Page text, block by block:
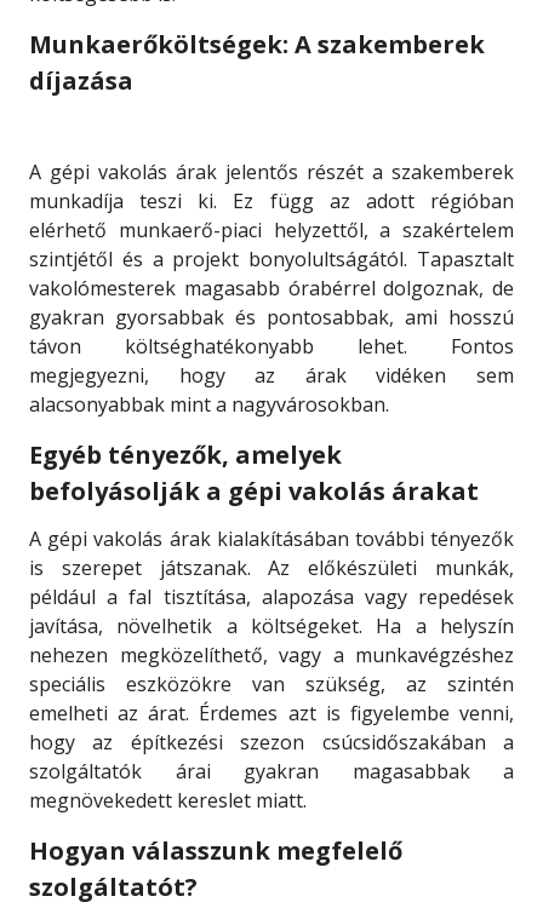
Munkaerőköltségek: A szakemberek
díjazása
A gépi vakolás árak jelentős részét a szakemberek
munkadíja teszi ki. Ez függ az adott régióban
elérhető munkaerő-piaci helyzettől, a szakértelem
szintjétől és a projekt bonyolultságától. Tapasztalt
vakolómesterek magasabb órabérrel dolgoznak, de
gyakran gyorsabbak és pontosabbak, ami hosszú
távon költséghatékonyabb lehet. Fontos
megjegyezni, hogy az árak vidéken sem
alacsonyabbak mint a nagyvárosokban.
Egyéb tényezők, amelyek
befolyásolják a gépi vakolás árakat
A gépi vakolás árak kialakításában további tényezők
is szerepet játszanak. Az előkészületi munkák,
például a fal tisztítása, alapozása vagy repedések
javítása, növelhetik a költségeket. Ha a helyszín
nehezen megközelíthető, vagy a munkavégzéshez
speciális eszközökre van szükség, az szintén
emelheti az árat. Érdemes azt is figyelembe venni,
hogy az építkezési szezon csúcsidőszakában a
szolgáltatók árai gyakran magasabbak a
megnövekedett kereslet miatt.
Hogyan válasszunk megfelelő
szolgáltatót?